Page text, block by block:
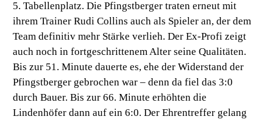
5. Tabellenplatz. Die Pfingstberger traten erneut mit
ihrem Trainer Rudi Collins auch als Spieler an, der dem
Team definitiv mehr Stärke verlieh. Der Ex-Profi zeigt
auch noch in fortgeschrittenem Alter seine Qualitäten.
Bis zur 51. Minute dauerte es, ehe der Widerstand der
Pfingstberger gebrochen war – denn da fiel das 3:0
durch Bauer. Bis zur 66. Minute erhöhten die
Lindenhöfer dann auf ein 6:0. Der Ehrentreffer gelang